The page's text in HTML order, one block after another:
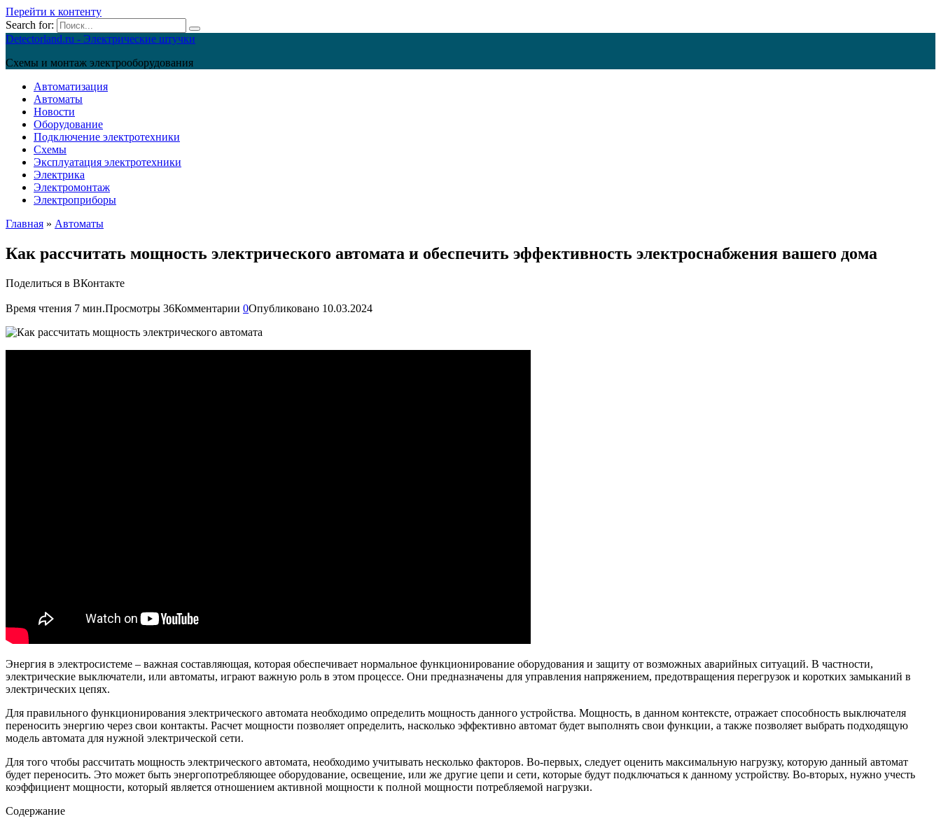
Перейти к контенту
Search for:
Detectorland.ru - Электрические штучки
Схемы и монтаж электрооборудования
Автоматизация
Автоматы
Новости
Оборудование
Подключение электротехники
Схемы
Эксплуатация электротехники
Электрика
Электромонтаж
Электроприборы
Главная » Автоматы
Как рассчитать мощность электрического автомата и обеспечить эффективность электроснабжения вашего дома
Поделиться в ВКонтакте
Время чтения 7 мин.Просмотры 36Комментарии 0Опубликовано 10.03.2024
Энергия в электросистеме – важная составляющая, которая обеспечивает нормальное функционирование оборудования и защиту от возможных аварийных ситуаций. В частности,
электрические выключатели, или автоматы, играют важную роль в этом процессе. Они предназначены для управления напряжением, предотвращения перегрузок и коротких замыканий в
электрических цепях.
Для правильного функционирования электрического автомата необходимо определить мощность данного устройства. Мощность, в данном контексте, отражает способность выключателя
переносить энергию через свои контакты. Расчет мощности позволяет определить, насколько эффективно автомат будет выполнять свои функции, а также позволяет выбрать подходящую
модель автомата для нужной электрической сети.
Для того чтобы рассчитать мощность электрического автомата, необходимо учитывать несколько факторов. Во-первых, следует оценить максимальную нагрузку, которую данный автомат
будет переносить. Это может быть энергопотребляющее оборудование, освещение, или же другие цепи и сети, которые будут подключаться к данному устройству. Во-вторых, нужно учесть
коэффициент мощности, который является отношением активной мощности к полной мощности потребляемой нагрузки.
Содержание